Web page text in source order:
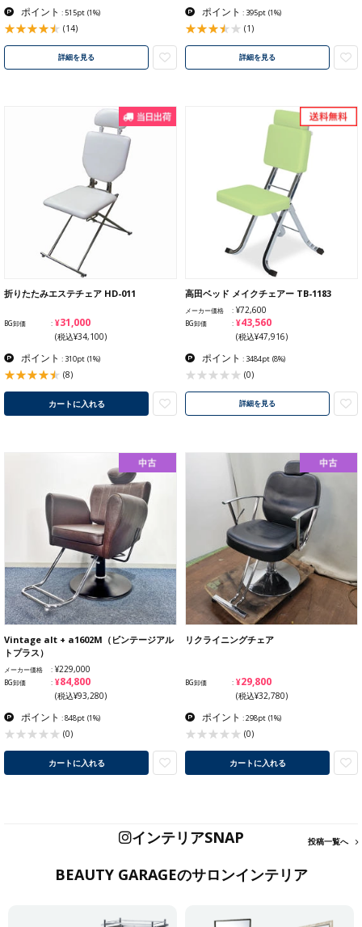
ポイント : 515pt (1%)
(14)
詳細を見る
ポイント : 395pt (1%)
(1)
詳細を見る
折りたたみエステチェア HD-011
BG卸価 ¥31,000
(税込¥34,100)
ポイント : 310pt (1%)
(8)
カートに入れる
高田ベッド メイクチェアー TB-1183
メーカー価格 ¥72,600
BG卸価 ¥43,560
(税込¥47,916)
ポイント : 3484pt (8%)
(0)
詳細を見る
Vintage alt + a1602M（ビンテージアル
トプラス）
メーカー価格 ¥229,000
BG卸価 ¥84,800
(税込¥93,280)
ポイント : 848pt (1%)
(0)
カートに入れる
リクライニングチェア
BG卸価 ¥29,800
(税込¥32,780)
ポイント : 298pt (1%)
(0)
カートに入れる
インテリアSNAP 投稿一覧へ
BEAUTY GARAGEのサロンインテリア